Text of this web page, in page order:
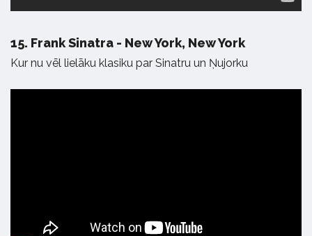
15. Frank Sinatra - New York, New York
Kur nu vēl lielāku klasiku par Sinatru un Ņujorku